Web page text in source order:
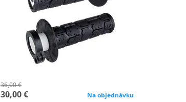
36,00 €
30,00 € Na objednávku